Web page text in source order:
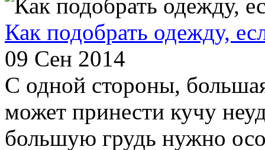
Как подобрать одежду,
09 Сен 2014
С одной стороны,
может принести кучу
большую грудь нужно